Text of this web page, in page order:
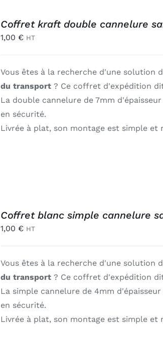
Coffret kraft double cannelure
1,00 € HT
Vous êtes à la recherche d'une solution
du transport ? Ce coffret d'expédition
La double cannelure de 7mm
en sécurité.
Livrée à plat, son montage est simple et
Coffret blanc simple cannelure
1,00 € HT
Vous êtes à la recherche d'une solution
du transport ? Ce coffret d'expédition
La simple cannelure de 4mm
en sécurité.
Livrée à plat, son montage est simple et